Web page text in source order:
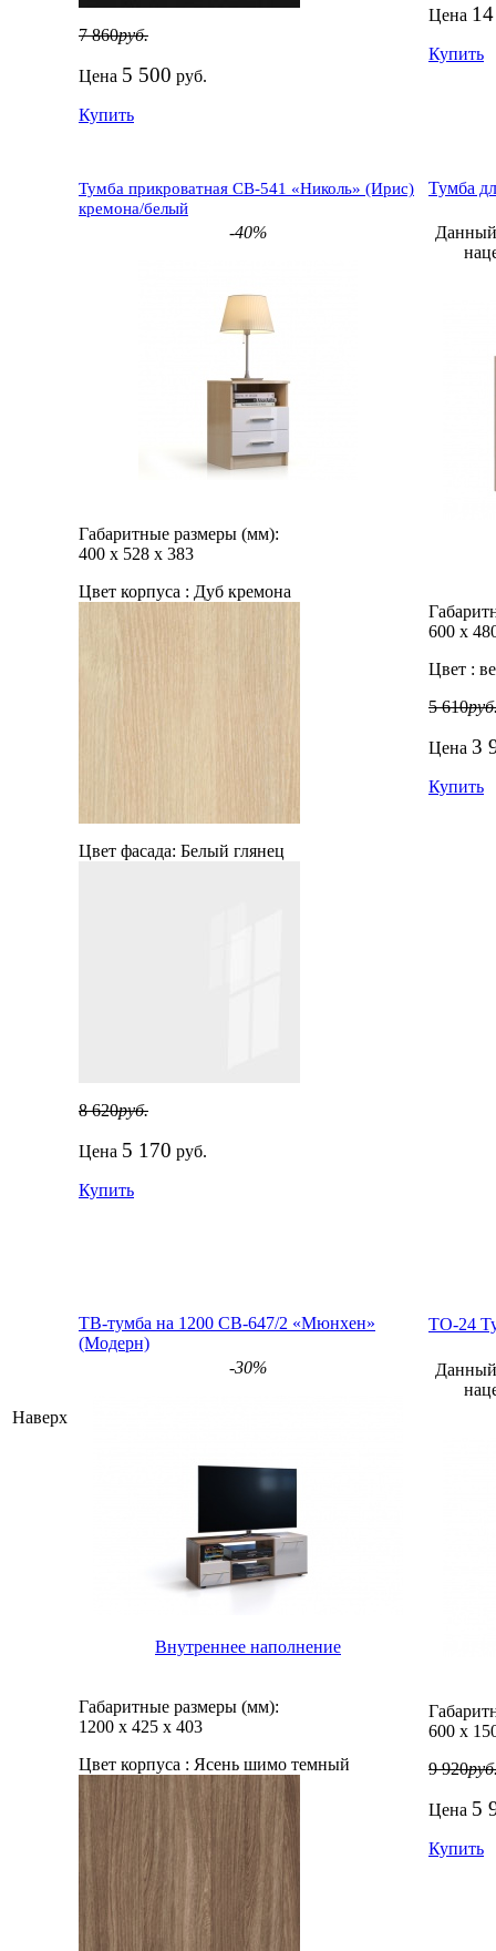
Наверх
7 860руб.
Цена 5 500 руб.
Купить
Цена
Купить
Тумба прикроватная СВ-541 «Николь» (Ирис)
кремона/белый
-40%
Габаритные размеры (мм):
400 х 528 х 383
Цвет корпуса : Дуб кремона
Цвет фасада: Белый глянец
8 620руб.
Цена 5 170 руб.
Купить
Тумба
Данный
600 х
Цвет :
5 610
Цена 3
Купить
ТВ-тумба на 1200 СВ-647/2 «Мюнхен»
(Модерн)
-30%
Внутреннее наполнение
Габаритные размеры (мм):
1200 х 425 х 403
Цвет корпуса : Ясень шимо темный
ТО-24
Данный
600 х
9 920
Цена 5
Купить